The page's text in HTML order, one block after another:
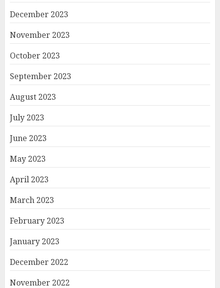
December 2023
November 2023
October 2023
September 2023
August 2023
July 2023
June 2023
May 2023
April 2023
March 2023
February 2023
January 2023
December 2022
November 2022